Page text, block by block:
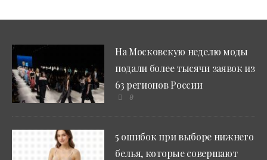
На Московскую неделю моды
подали более тысячи заявок из
63 регионов России
0
5 ошибок при выборе нижнего
белья, которые совершают